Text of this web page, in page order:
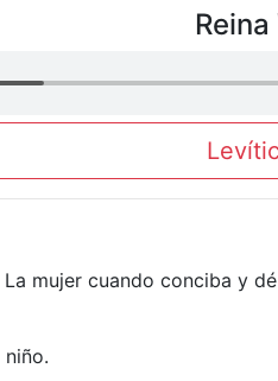
mujer cuando conciba y